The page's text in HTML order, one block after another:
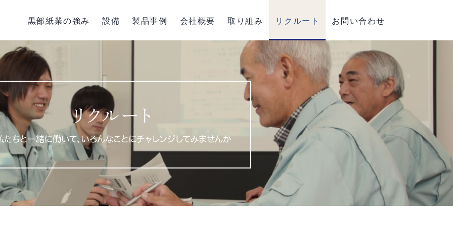
黒部紙業の強み 設備 製品事例 会社概要 取り組み リクルート お問い合わせ